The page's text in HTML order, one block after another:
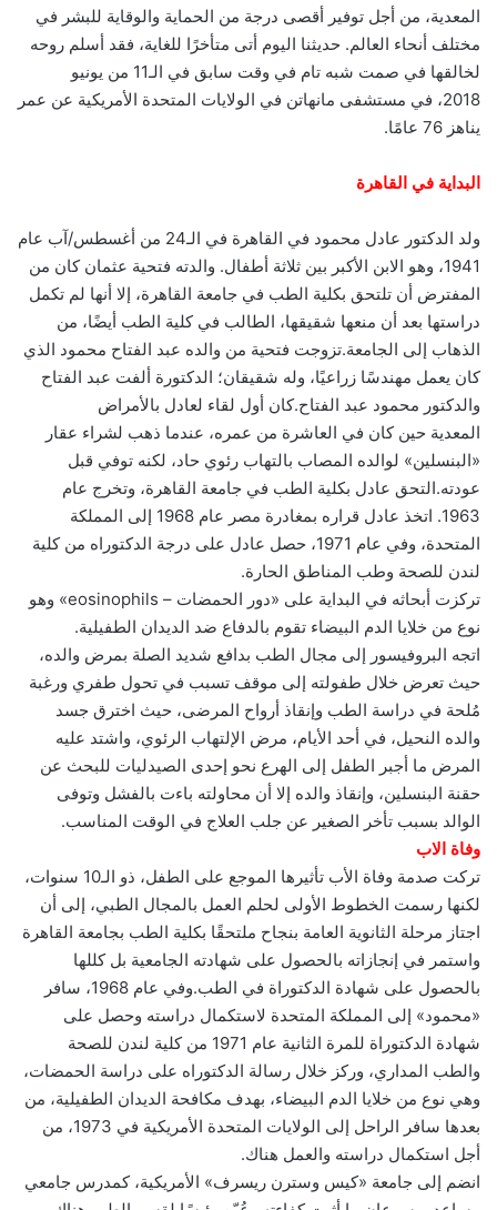
المعدية، من أجل توفير أقصى درجة من الحماية والوقاية للبشر في
مختلف أنحاء العالم. حديثنا اليوم أتى متأخرًا للغاية، فقد أسلم روحه
لخالقها في صمت شبه تام في وقت سابق في الـ11 من يونيو
2018، في مستشفى مانهاتن في الولايات المتحدة الأمريكية عن عمر
يناهز 76 عامًا.
البداية في القاهرة
ولد الدكتور عادل محمود في القاهرة في الـ24 من أغسطس/آب عام
1941، وهو الابن الأكبر بين ثلاثة أطفال. والدته فتحية عثمان كان من
المفترض أن تلتحق بكلية الطب في جامعة القاهرة، إلا أنها لم تكمل
دراستها بعد أن منعها شقيقها، الطالب في كلية الطب أيضًا، من
الذهاب إلى الجامعة.تزوجت فتحية من والده عبد الفتاح محمود الذي
كان يعمل مهندسًا زراعيًا، وله شقيقان؛ الدكتورة ألفت عبد الفتاح
والدكتور محمود عبد الفتاح.كان أول لقاء لعادل بالأمراض
المعدية حين كان في العاشرة من عمره، عندما ذهب لشراء عقار
«البنسلين» لوالده المصاب بالتهاب رئوي حاد، لكنه توفي قبل
عودته.التحق عادل بكلية الطب في جامعة القاهرة، وتخرج عام
1963. اتخذ عادل قراره بمغادرة مصر عام 1968 إلى المملكة
المتحدة، وفي عام 1971، حصل عادل على درجة الدكتوراه من كلية
لندن للصحة وطب المناطق الحارة.
تركزت أبحاثه في البداية على «دور الحمضات – eosinophils» وهو
نوع من خلايا الدم البيضاء تقوم بالدفاع ضد الديدان الطفيلية.
اتجه البروفيسور إلى مجال الطب بدافع شديد الصلة بمرض والده،
حيث تعرض خلال طفولته إلى موقف تسبب في تحول طفري ورغبة
مُلحة في دراسة الطب وإنقاذ أرواح المرضى، حيث اخترق جسد
والده النحيل، في أحد الأيام، مرض الإلتهاب الرئوي، واشتد عليه
المرض ما أجبر الطفل إلى الهرع نحو إحدى الصيدليات للبحث عن
حقنة البنسلين، وإنقاذ والده إلا أن محاولته باءت بالفشل وتوفى
الوالد بسبب تأخر الصغير عن جلب العلاج في الوقت المناسب.
وفاة الاب
تركت صدمة وفاة الأب تأثيرها الموجع على الطفل، ذو الـ10 سنوات،
لكنها رسمت الخطوط الأولى لحلم العمل بالمجال الطبي، إلى أن
اجتاز مرحلة الثانوية العامة بنجاح ملتحقًا بكلية الطب بجامعة القاهرة
واستمر في إنجازاته بالحصول على شهادته الجامعية بل كللها
بالحصول على شهادة الدكتوراة في الطب.وفي عام 1968، سافر
«محمود» إلى المملكة المتحدة لاستكمال دراسته وحصل على
شهادة الدكتوراة للمرة الثانية عام 1971 من كلية لندن للصحة
والطب المداري، وركز خلال رسالة الدكتوراه على دراسة الحمضات،
وهي نوع من خلايا الدم البيضاء، بهدف مكافحة الديدان الطفيلية، من
بعدها سافر الراحل إلى الولايات المتحدة الأمريكية في 1973، من
أجل استكمال دراسته والعمل هناك.
انضم إلى جامعة «كيس وسترن ريسرف» الأمريكية، كمدرس جامعي